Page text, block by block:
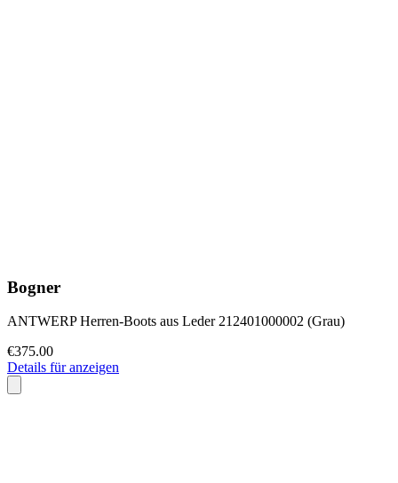
Bogner
ANTWERP Herren-Boots aus Leder 212401000002 (Grau)
€375.00
Details für anzeigen